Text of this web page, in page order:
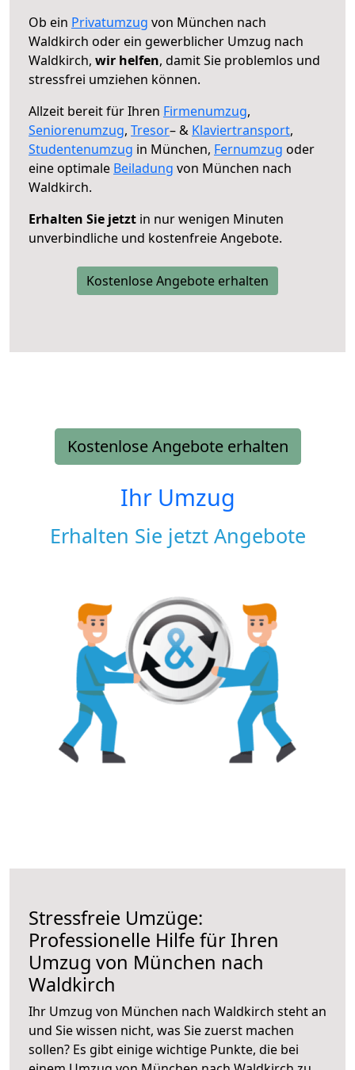
Ob ein Privatumzug von München nach
Waldkirch oder ein gewerblicher Umzug nach
Waldkirch, wir helfen, damit Sie problemlos und
stressfrei umziehen können.
Allzeit bereit für Ihren Firmenumzug,
Seniorenumzug, Tresor– & Klaviertransport,
Studentenumzug in München, Fernumzug oder
eine optimale Beiladung von München nach
Waldkirch.
Erhalten Sie jetzt in nur wenigen Minuten
unverbindliche und kostenfreie Angebote.
Kostenlose Angebote erhalten
Kostenlose Angebote erhalten
Ihr Umzug
Erhalten Sie jetzt Angebote
Stressfreie Umzüge:
Professionelle Hilfe für Ihren
Umzug von München nach
Waldkirch
Ihr Umzug von München nach Waldkirch steht an
und Sie wissen nicht, was Sie zuerst machen
sollen? Es gibt einige wichtige Punkte, die bei